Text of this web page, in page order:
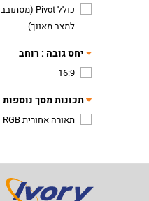
כולל Pivot (מסתובב
למצב מאונך)
יחס גובה : רוחב
16:9
תכונות מסך נוספות
תאורה אחורית RGB